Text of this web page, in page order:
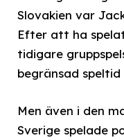
Slovakien var
Efter att ha
tidigare
begränsad
Men även i den
Sverige spelade